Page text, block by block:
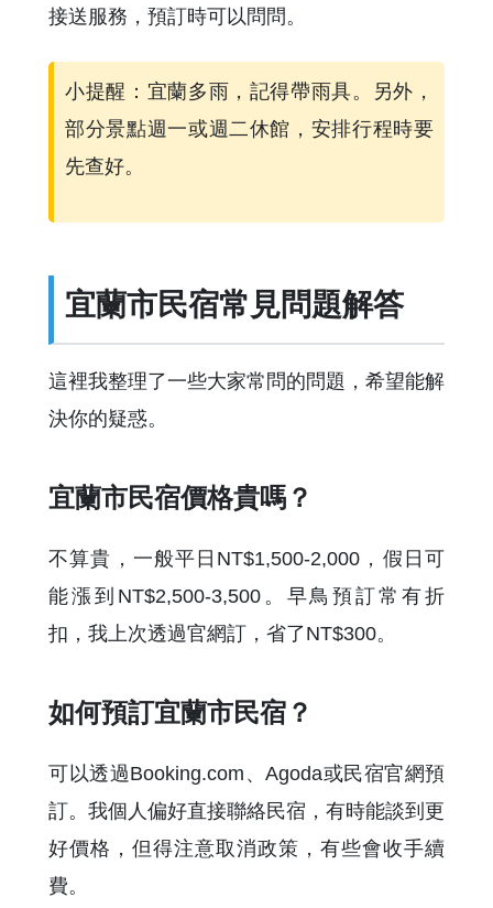
接送服務，預訂時可以問問。
小提醒：宜蘭多雨，記得帶雨具。另外，
部分景點週一或週二休館，安排行程時要
先查好。
宜蘭市民宿常見問題解答
這裡我整理了一些大家常問的問題，希望能解
決你的疑惑。
宜蘭市民宿價格貴嗎？
不算貴，一般平日NT$1,500-2,000，假日可
能漲到NT$2,500-3,500。早鳥預訂常有折
扣，我上次透過官網訂，省了NT$300。
如何預訂宜蘭市民宿？
可以透過Booking.com、Agoda或民宿官網預
訂。我個人偏好直接聯絡民宿，有時能談到更
好價格，但得注意取消政策，有些會收手續
費。